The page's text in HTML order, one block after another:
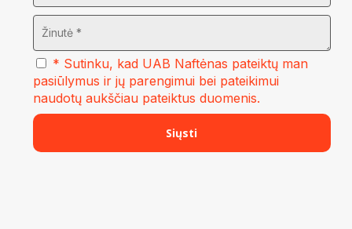
* Sutinku, kad UAB Naftėnas pateiktų man
pasiūlymus ir jų parengimui bei pateikimui
naudotų aukščiau pateiktus duomenis.